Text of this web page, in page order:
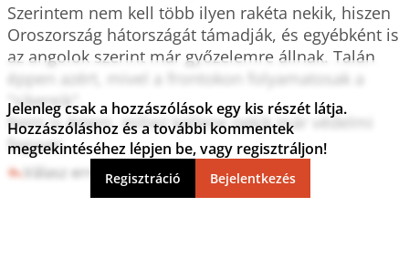
Szerintem nem kell több ilyen rakéta nekik, hiszen
Oroszország hátországát támadják, és egyébként is
az angolok szerint már győzelemre állnak. Talán
éppen azért, mivel a frontokon folyamatosak a
"sikereik".
Nem is értem, mihez kellene nekik már védelmi
fegyver......
Válasz erre 10 0
Jelenleg csak a hozzászólások egy kis részét látja.
Hozzászóláshoz és a további kommentek
megtekintéséhez lépjen be, vagy regisztráljon!
Regisztráció Bejelentkezés